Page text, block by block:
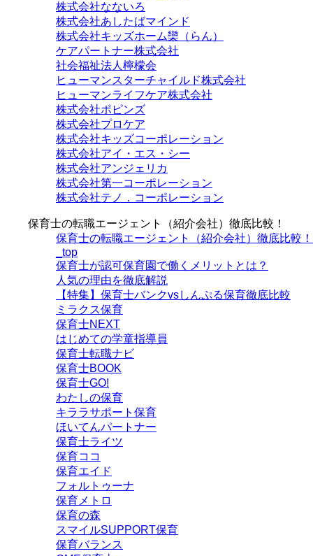
株式会社なないろ
株式会社あしたばマインド
株式会社キッズホーム欒（らん）
ケアパートナー株式会社
社会福祉法人檸檬会
ヒューマンスターチャイルド株式会社
ヒューマンライフケア株式会社
株式会社ポピンズ
株式会社プロケア
株式会社キッズコーポレーション
株式会社アイ・エス・シー
株式会社アンジェリカ
株式会社第一コーポレーション
株式会社テノ．コーポレーション
保育士の転職エージェント（紹介会社）徹底比較！
保育士の転職エージェント（紹介会社）徹底比較！
_top
保育士が認可保育園で働くメリットとは？
人気の理由を徹底解説
【特集】保育士バンクvsしんぷる保育徹底比較
ミラクス保育
保育⼠NEXT
はじめての学童指導員
保育士転職ナビ
保育士BOOK
保育士GO!
わたしの保育
キララサポート保育
ほいてんパートナー
保育士ライツ
保育ココ
保育エイド
フォルトゥーナ
保育メトロ
保育の森
スマイルSUPPORT保育
保育バランス